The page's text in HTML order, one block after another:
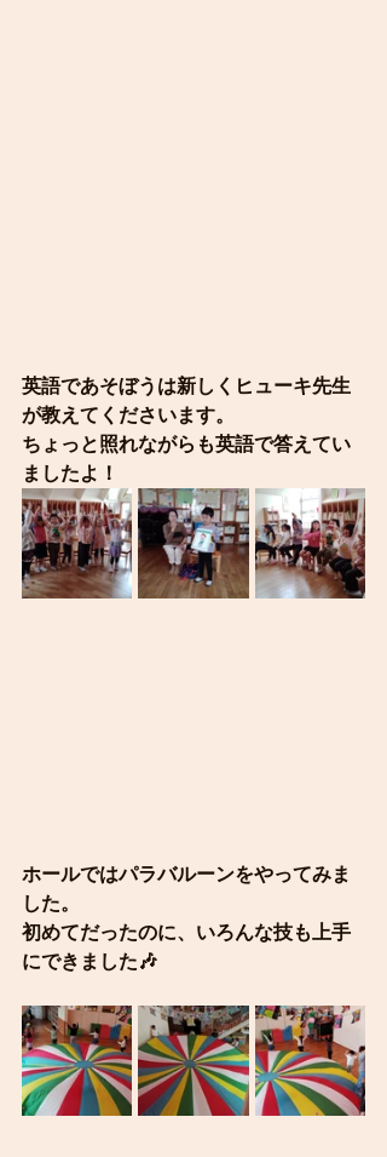
英語であそぼうは新しくヒューキ先生
が教えてくださいます。
ちょっと照れながらも英語で答えてい
ましたよ！
ホールではパラバルーンをやってみま
した。
初めてだったのに、いろんな技も上手
にできました🎶